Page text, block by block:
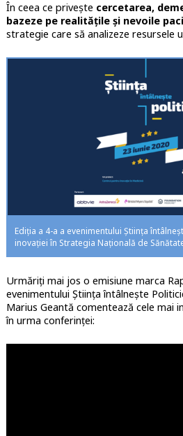
În ceea ce privește cercetarea,
bazeze pe realitățile și nevoile
strategie care să analizeze resursele
Ediția a 4-a a evenimentului Știința
inovației în Strategia Națională de
Urmăriți mai jos o emisiune marca
evenimentului Știința întâlnește
Marius Geantă comentează cele mai
în urma conferinței: